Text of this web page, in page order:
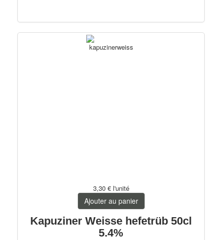
3,30 € l'unité
Ajouter au panier
Kapuziner Weisse hefetrüb 50cl
5.4%